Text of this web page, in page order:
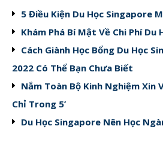
5 Điều Kiện Du Học Singapore
Khám Phá Bí Mật Về Chi Phí Du
Cách Giành Học Bổng Du Học
2022 Có Thể Bạn Chưa Biết
Nắm Toàn Bộ Kinh Nghiệm Xin
Chỉ Trong 5’
Du Học Singapore Nên Học